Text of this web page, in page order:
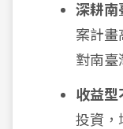
深耕南
案計畫
對南臺
收益型
投資，